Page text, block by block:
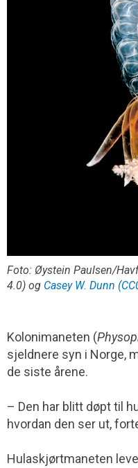
Foto: Øystein Paulsen/
4.0) og Casey W. Dunn
Kolonimaneten (
sjeldnere syn i Norge,
de siste årene.
– Den har blitt døpt til
hvordan den ser ut,
Hulaskjørtmaneten